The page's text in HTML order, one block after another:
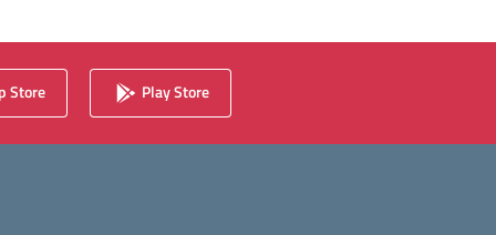
Store Play Store